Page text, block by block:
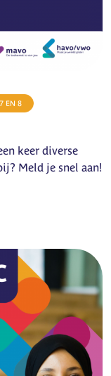
EN 8
keer diverse
Meld je snel aan!